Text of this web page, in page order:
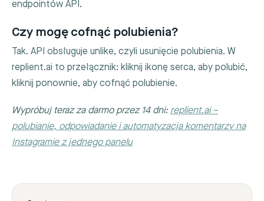
endpointów API.
Czy mogę cofnąć polubienia?
Tak. API obsługuje unlike, czyli usunięcie polubienia. W
replient.ai to przełącznik: kliknij ikonę serca, aby polubić,
kliknij ponownie, aby cofnąć polubienie.
Wypróbuj teraz za darmo przez 14 dni: replient.ai –
polubianie, odpowiadanie i automatyzacja komentarzy na
Instagramie z jednego panelu